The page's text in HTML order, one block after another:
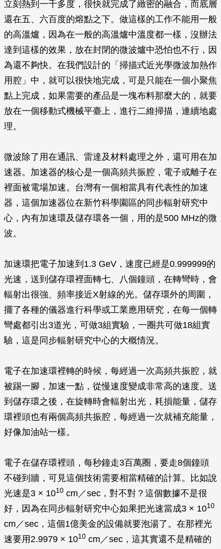
立刻熱到一千多度，很快就完成了緻密的融合，而底層
還在五、六百度的熔點之下。做這樣的工作不能用一般
的高溫爐，因為在一般的高溫爐中溫度都一樣，沒辦法
達到這樣的效果，放在封閉的微波爐中恐怕也不行，因
為還不夠快。在我們設計的「掃描式近光學微波加熱作
用腔」中，就可以很快地完成，可是只能在一個小聚焦
點上完成，如果需要的產品是一塊布料那麼大的，就要
放在一個移動式機械平臺上，進行二維掃描，連續地處
理。
微波除了用在通訊、雷達及材料處理之外，還可用在加
速器。加速器的核心是一個高頻共振腔，電子或離子在
裡面被電場加速。台灣有一個相當具有代表性的加速
器，這個加速器位在新竹科學園區的同步輻射研究中
心，內有加速環及儲存環各一個，用的是500 MHz的微
波。
加速環把電子加速到1.3 GeV，速度已經是0.999999的
光速，送到儲存環裡面轉七、八個鐘頭，在轉彎時，會
輻射出很強、頻率接近X射線的光。儲存環外的周圍，
擺了各種的儀器進行科學或工業應用研究，在每一個轉
彎處都引出3道光，可做3組實驗，一圈共可做18組實
驗，這是同步輻射研究中心的大概情況。
電子在加速環裡轉的時候，每經過一次高頻共振腔，就
被踢一腳，加速一點，從慢速度變成非常高的速度。送
到儲存環之後，在旋轉時會輻射出光，耗損能量，儲存
環裡頭也有兩個高頻共振腔，每經過一次就補充能量，
好像加油站一樣。
電子在儲存環裡頭，每秒鐘走3百萬圈，要走8個鐘頭
不碰到牆，可見這個技術需要相當精確的計算。比如說
光速是3 × 1010 cm／sec，對不對？這個數據不是很
好，因為在同步輻射研究中心如果把光速當成3 × 1010
cm／sec，這個1億美金的設備就要泡湯了。在那裡光
速要用2.9979 × 1010 cm／sec，這其實還不是精確的